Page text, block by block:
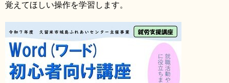
覚えてほしい操作を学習します。